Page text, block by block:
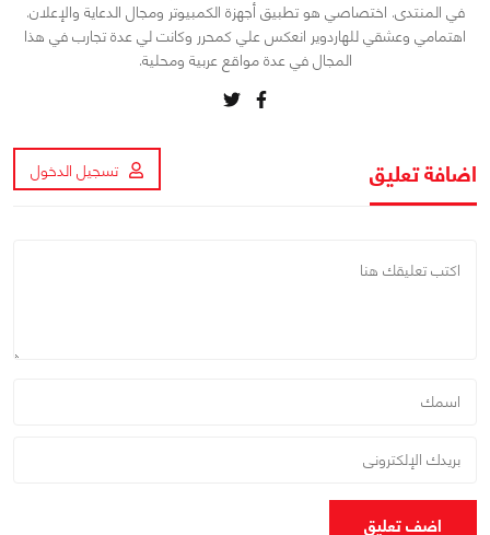
في المنتدى. اختصاصي هو تطبيق أجهزة الكمبيوتر ومجال الدعاية والإعلان.
اهتمامي وعشقي للهاردوير انعكس علي كمحرر وكانت لي عدة تجارب في هذا
المجال في عدة مواقع عربية ومحلية.
اضافة تعليق تسجيل الدخول
اضف تعليق